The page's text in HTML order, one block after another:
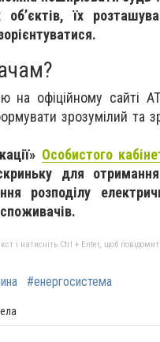
об’єктів, їх
на офіційному сайті
зрозумілий та
Особистого
для
розподілу
і натисніть Ctrl + Enter, щоб
#енергосистема